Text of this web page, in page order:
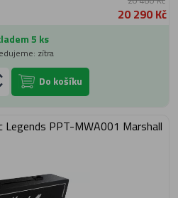
20 290 Kč
5 ks
zítra
Do košíku
Legends PPT-MWA001 Marshall